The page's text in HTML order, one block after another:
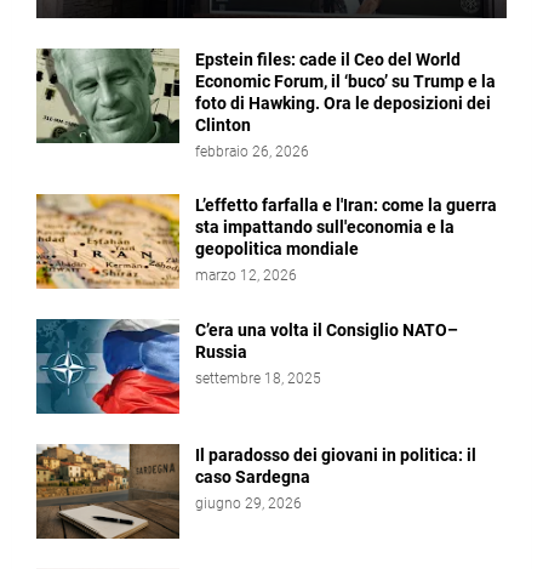
Epstein files: cade il Ceo del World
Economic Forum, il ‘buco’ su Trump e la
foto di Hawking. Ora le deposizioni dei
Clinton
febbraio 26, 2026
L’effetto farfalla e l'Iran: come la guerra
sta impattando sull'economia e la
geopolitica mondiale
marzo 12, 2026
C’era una volta il Consiglio NATO–
Russia
settembre 18, 2025
Il paradosso dei giovani in politica: il
caso Sardegna
giugno 29, 2026